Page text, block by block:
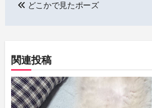
ビ
ゲ
ー
どこかで見たポーズ
関連投稿